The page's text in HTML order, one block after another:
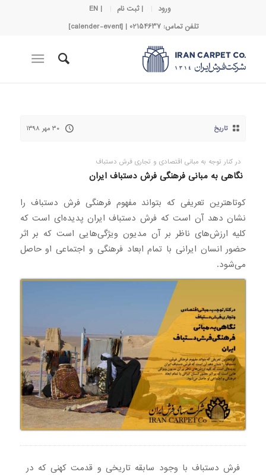
ورود | ثبت نام
| EN
تلفن تماس: 02154637 | [calender-event]
تاریخ ۳۰ مهر ۱۳۹۸
در کنار توجه به مبانی اقتصادی و تجاری فرش دستباف
نگاهی به مبانی فرهنگی فرش دستباف ایران
کوتاهترین تعریفی که بتواند مفهوم فرهنگی فرش دستباف را
نشان دهد آن است که فرش دستباف ایران پدیده‌ای است که
کلیه ارزش‌های ناظر بر آن مدیون ویژگی‌هایی است که بر اثر
حضور انسان ایرانی با تمام ابعاد فرهنگی و اجتماعی او حاصل
می‌شود.
فرش دستباف با وجود سابقه تاریخی و قدمت کهنی که در